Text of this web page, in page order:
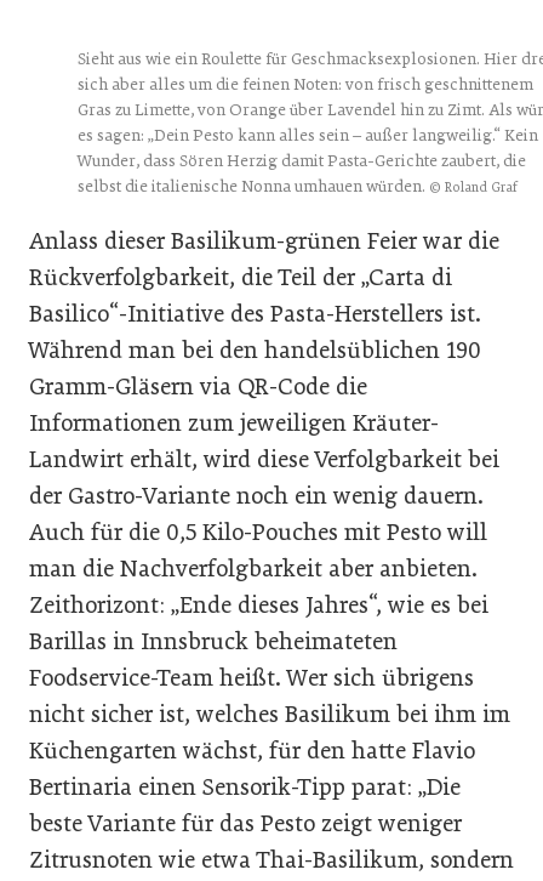
Sieht aus wie ein Roulette für Geschmacksexplosionen. Hier
sich aber alles um die feinen Noten: von frisch geschnittenem
Gras zu Limette, von Orange über Lavendel hin zu Zimt. Als
es sagen: „Dein Pesto kann alles sein – außer langweilig.“ Kein
Wunder, dass Sören Herzig damit Pasta-Gerichte zaubert, die
selbst die italienische Nonna umhauen würden. © Roland Graf
Anlass dieser Basilikum-grünen Feier war die
Rückverfolgbarkeit, die Teil der „Carta di
Basilico“-Initiative des Pasta-Herstellers ist.
Während man bei den handelsüblichen 190
Gramm-Gläsern via QR-Code die
Informationen zum jeweiligen Kräuter-
Landwirt erhält, wird diese Verfolgbarkeit bei
der Gastro-Variante noch ein wenig dauern.
Auch für die 0,5 Kilo-Pouches mit Pesto will
man die Nachverfolgbarkeit aber anbieten.
Zeithorizont: „Ende dieses Jahres“, wie es bei
Barillas in Innsbruck beheimateten
Foodservice-Team heißt. Wer sich übrigens
nicht sicher ist, welches Basilikum bei ihm im
Küchengarten wächst, für den hatte Flavio
Bertinaria einen Sensorik-Tipp parat: „Die
beste Variante für das Pesto zeigt weniger
Zitrusnoten wie etwa Thai-Basilikum, sondern